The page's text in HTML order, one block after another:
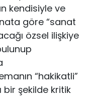
kendisiyle ve
göre “sanat
özsel ilişkiye
“hakikat­li”
bir şekilde kritik